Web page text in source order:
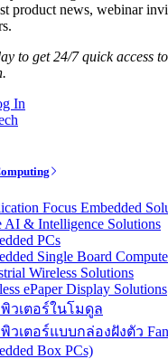
product news, webinar
to get 24/7 quick access
In
Focus Embedded
AI & Intelligence Solutions
PCs
Single Board
Wireless Solutions
ePaper Display Solutions
วเตอร์ในโมดูล
วเตอร์แบบกล่องฝังตัว
Box PCs)